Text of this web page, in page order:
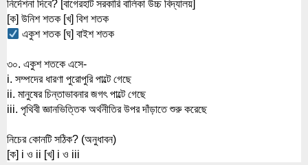
নির্দেশনা দিবে? [বাগেরহাট সরকারি বালিকা উচ্চ বিদ্যালয়]
[ক] উনিশ শতক [খ] বিশ শতক
একুশ শতক [ঘ] বাইশ শতক
৩০. একুশ শতকে এসে-
i. সম্পদের ধারণা পুরোপুরি পাল্টে গেছে
ii. মানুষের চিন্তাভাবনার জগৎ পাল্টে গেছে
iii. পৃথিবী জ্ঞানভিত্তিক অর্থনীতির উপর দাঁড়াতে শুরু করেছে
নিচের কোনটি সঠিক? (অনুধাবন)
[ক] i ও ii [খ] i ও iii